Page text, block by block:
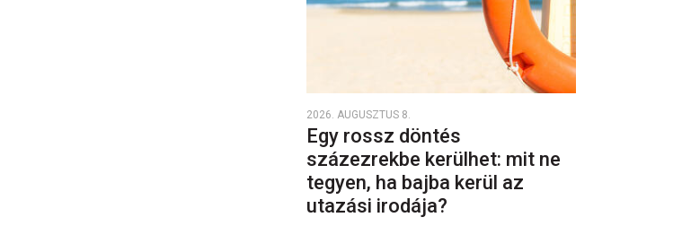
2026. AUGUSZTUS 8.
Egy rossz döntés
százezrekbe kerülhet: mit ne
tegyen, ha bajba kerül az
utazási irodája?